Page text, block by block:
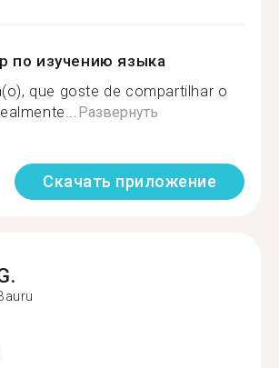
по изучению языка
que goste de compartilhar o
Развернуть
Скачать приложение